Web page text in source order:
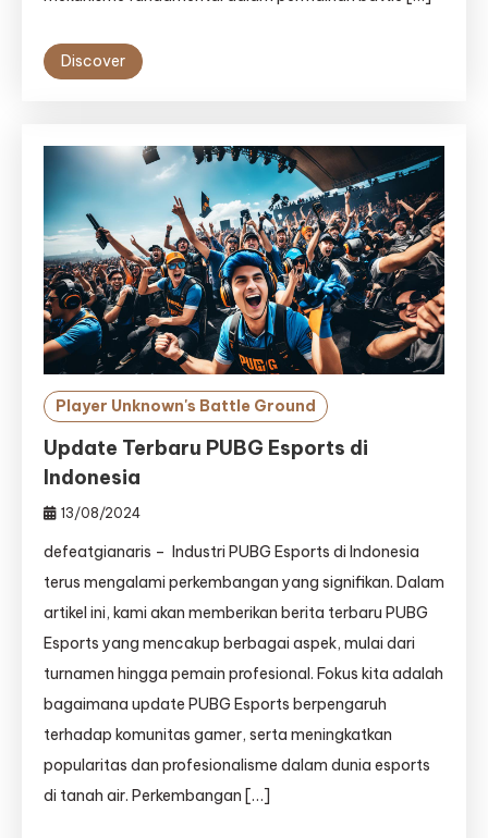
Discover
Player Unknown's Battle Ground
Update Terbaru PUBG Esports di
Indonesia
13/08/2024
defeatgianaris – Industri PUBG Esports di Indonesia
terus mengalami perkembangan yang signifikan. Dalam
artikel ini, kami akan memberikan berita terbaru PUBG
Esports yang mencakup berbagai aspek, mulai dari
turnamen hingga pemain profesional. Fokus kita adalah
bagaimana update PUBG Esports berpengaruh
terhadap komunitas gamer, serta meningkatkan
popularitas dan profesionalisme dalam dunia esports
di tanah air. Perkembangan […]